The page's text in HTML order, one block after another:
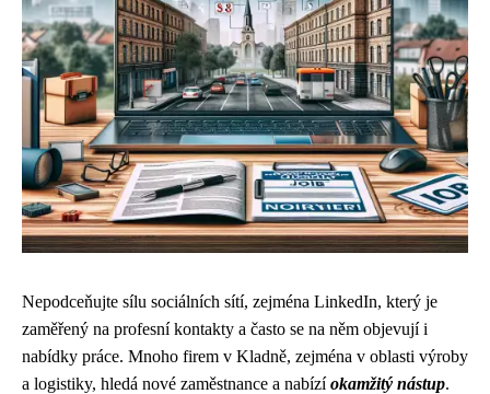
Nepodceňujte sílu sociálních sítí, zejména LinkedIn, který je
zaměřený na profesní kontakty a často se na něm objevují i
nabídky práce. Mnoho firem v Kladně, zejména v oblasti výroby
a logistiky, hledá nové zaměstnance a nabízíokamžitý nástup.